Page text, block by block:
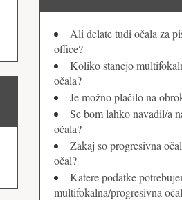
Ali delate tudi očala za
office?
Koliko stanejo
očala?
Je možno plačilo na
Se bom lahko navadil/a
očala?
Zakaj so progresivna
očal?
Katere podatke
multifokalna/progresivna